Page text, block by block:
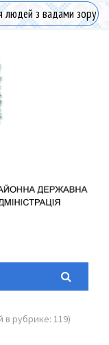
людей з вадами зору
в рубрике: 119)